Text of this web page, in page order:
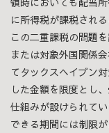
に所得税が課税される
この二重課税の問題
または対象外国関係
てタックスヘイブン
した金額を限度とし
仕組みが設けられて
できる期間には制限